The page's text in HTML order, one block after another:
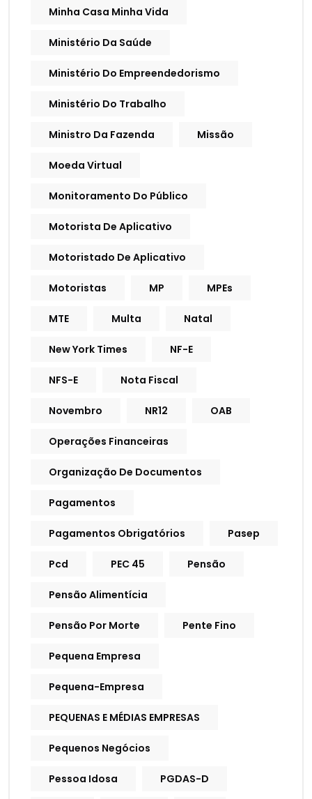
Minha Casa Minha Vida
Ministério Da Saúde
Ministério Do Empreendedorismo
Ministério Do Trabalho
Ministro Da Fazenda Missão
Moeda Virtual
Monitoramento Do Público
Motorista De Aplicativo
Motoristado De Aplicativo
Motoristas MP MPEs
MTE Multa Natal
New York Times NF-E
NFS-E Nota Fiscal
Novembro NR12 OAB
Operações Financeiras
Organização De Documentos
Pagamentos
Pagamentos Obrigatórios Pasep
Pcd PEC 45 Pensão
Pensão Alimentícia
Pensão Por Morte Pente Fino
Pequena Empresa
Pequena-Empresa
PEQUENAS E MÉDIAS EMPRESAS
Pequenos Negócios
Pessoa Idosa PGDAS-D